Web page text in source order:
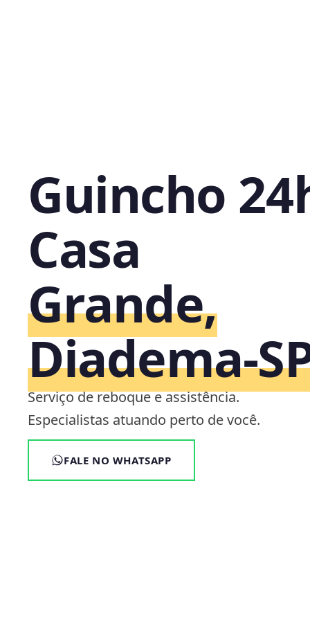
Guincho
Casa
Grande,
Serviço de reboque e assistência.
Especialistas atuando perto de você.
FALE NO WHATSAPP